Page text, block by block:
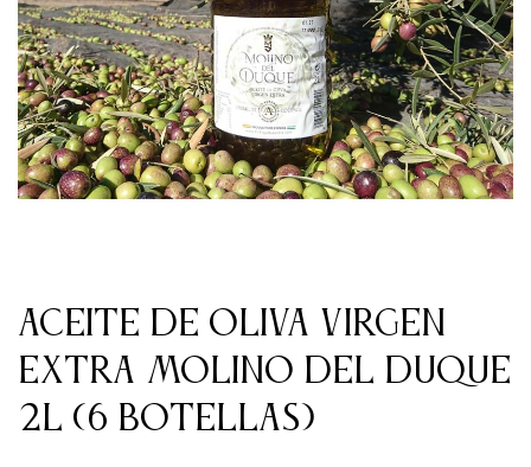
Aceite de Oliva Virgen
Extra Molino del Duque
2L (6 Botellas)